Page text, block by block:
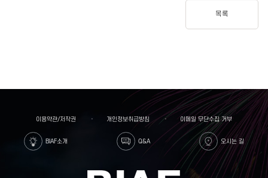
목록
이용약관/저작권 개인정보취급방침 이메일 무단수집 거부
BIAF소개 Q&A 오시는 길